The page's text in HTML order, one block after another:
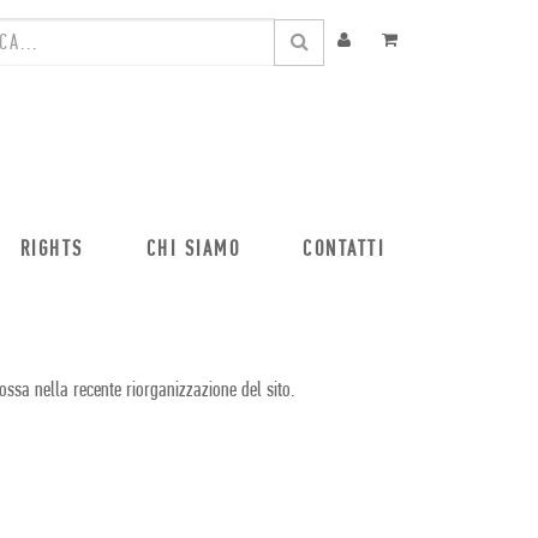
RIGHTS CHI SIAMO CONTATTI
nella recente riorganizzazione del sito.